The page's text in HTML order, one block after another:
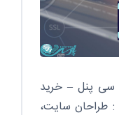
سی پنل – خرید
: طراحان سایت،